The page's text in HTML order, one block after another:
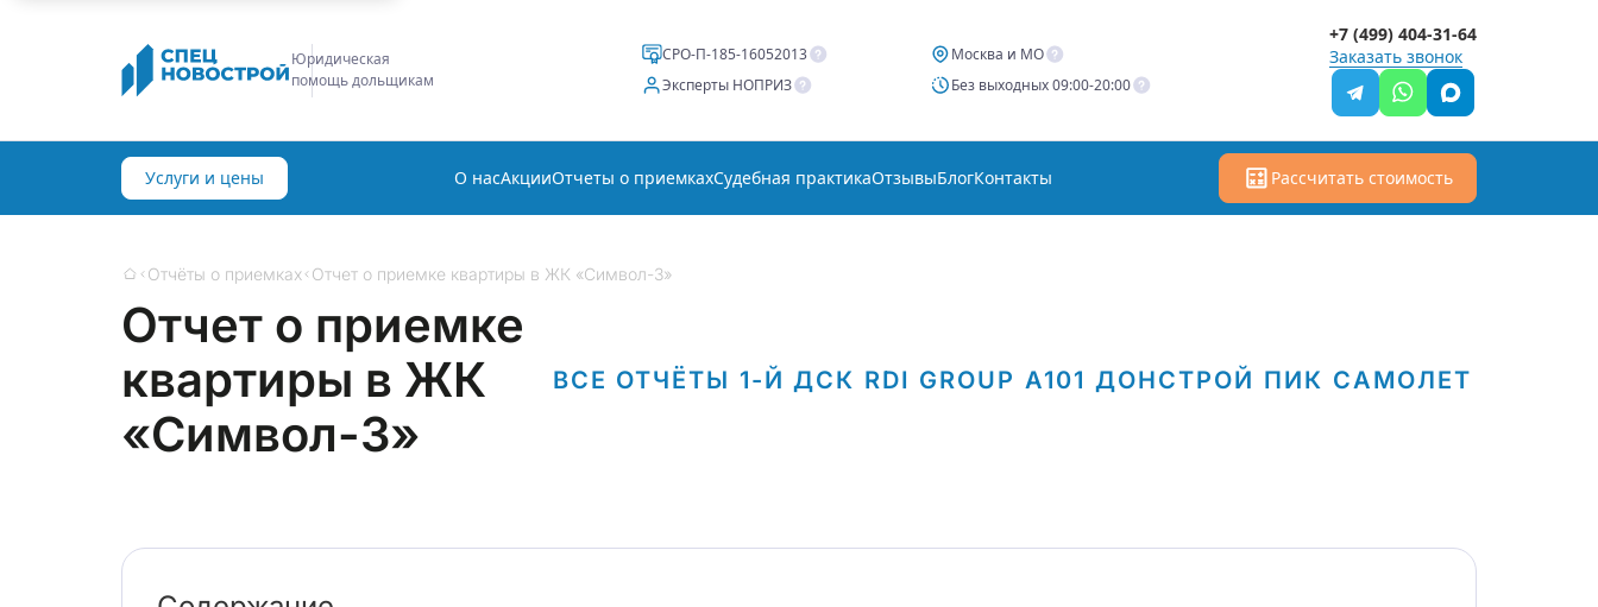
Строительная
экспертиза
СРО-П-185-16052013
Москва и МО
Эксперты НОПРИЗ
Без выходных 09:00-20:00
Заказать звонок
+7 (499) 404-31-64
Услуги и цены О насАкцииОтчеты о приемкахСудебная практикаОтзывыБлогКонтакты Рассчитать стоимость
Главная
Отчёты о приемках Отчет о приемке квартиры в ЖК «Символ-3»
Отчет о приемке
квартиры в ЖК
«Символ-3»
ВСЕ ОТЧЁТЫ 1-Й ДСК RDI GROUP А101 ДОНСТРОЙ ПИК САМОЛЕТ